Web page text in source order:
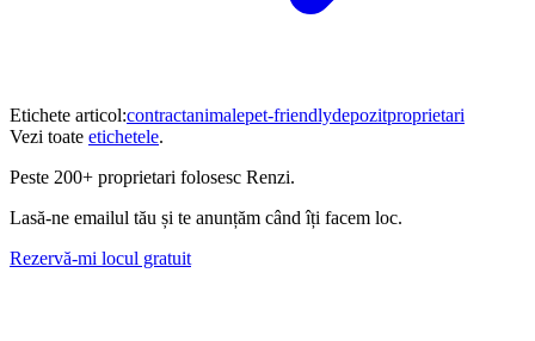
Etichete articol:contractanimalepet-friendlydepozitproprietari
Vezi toate etichetele.
Peste 200+ proprietari folosesc Renzi.
Lasă-ne emailul tău și te anunțăm când îți facem loc.
Rezervă-mi locul gratuit